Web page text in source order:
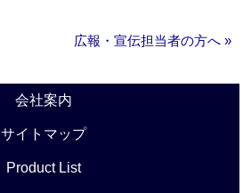
広報・宣伝担当者の方へ »
会社案内
サイトマップ
Product List